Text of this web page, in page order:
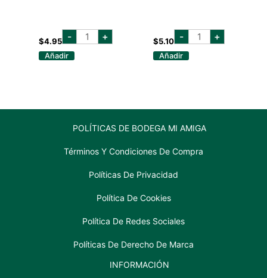
$4.95 - DUTCH
FARMS+
Añadir
$5.10 - ARLA
APETINA
FETA
AL
+
Añadir
POLÍTICAS DE BODEGA MI AMIGA
Términos Y Condiciones De Compra
Políticas De Privacidad
Política De Cookies
Política De Redes Sociales
Políticas De Derecho De Marca
INFORMACIÓN